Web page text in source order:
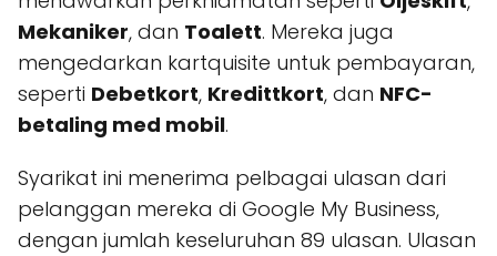
Mekaniker, dan Toalett. Mereka juga
mengedarkan kartquisite untuk pembayaran,
seperti Debetkort, Kredittkort, dan NFC-
betaling med mobil.
Syarikat ini menerima pelbagai ulasan dari
pelanggan mereka di Google My Business,
dengan jumlah keseluruhan 89 ulasan. Ulasan